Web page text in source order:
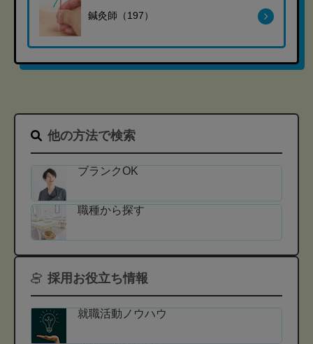
鍼灸師（197）
他の方法で検索
ブランクOK
職種から探す
採用お役立ち情報
就職活動ノウハウ